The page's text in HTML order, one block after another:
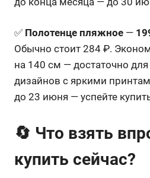
✅ Полотенце пляжное —
Обычно стоит 284 ₽.
на 140 см — достаточно для
дизайнов с яркими
до 23 июня — успейте
🔄 Что взять
купить сейчас?